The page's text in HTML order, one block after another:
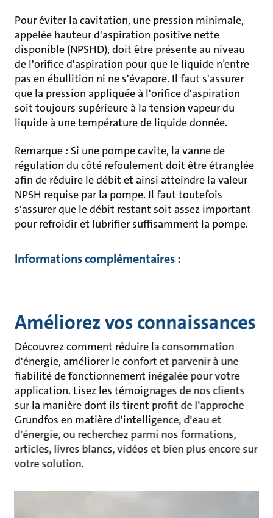
Pour éviter la cavitation, une pression minimale,
appelée hauteur d'aspiration positive nette
disponible (NPSHD), doit être présente au niveau
de l'orifice d'aspiration pour que le liquide n’entre
pas en ébullition ni ne s'évapore. Il faut s'assurer
que la pression appliquée à l'orifice d'aspiration
soit toujours supérieure à la tension vapeur du
liquide à une température de liquide donnée.
Remarque : Si une pompe cavite, la vanne de
régulation du côté refoulement doit être étranglée
afin de réduire le débit et ainsi atteindre la valeur
NPSH requise par la pompe. Il faut toutefois
s'assurer que le débit restant soit assez important
pour refroidir et lubrifier suffisamment la pompe.
Informations complémentaires :
Améliorez vos connaissances
Découvrez comment réduire la consommation
d'énergie, améliorer le confort et parvenir à une
fiabilité de fonctionnement inégalée pour votre
application. Lisez les témoignages de nos clients
sur la manière dont ils tirent profit de l'approche
Grundfos en matière d'intelligence, d'eau et
d'énergie, ou recherchez parmi nos formations,
articles, livres blancs, vidéos et bien plus encore sur
votre solution.